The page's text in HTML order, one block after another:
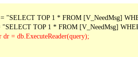
"SELECT TOP 1 * FROM [V_NeedMsg]